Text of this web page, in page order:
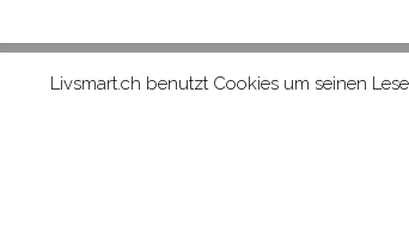
Livsmart.ch benutzt Cookies um seinen